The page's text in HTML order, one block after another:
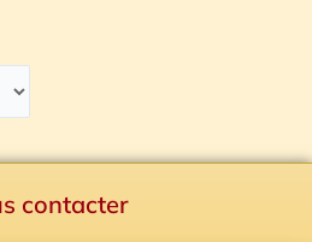
contacter